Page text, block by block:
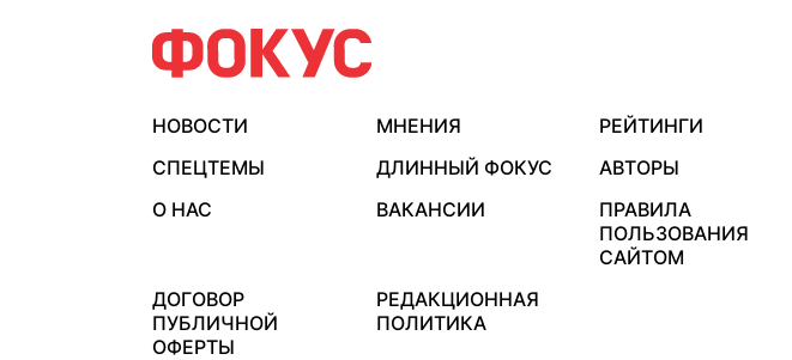
НОВОСТИ МНЕНИЯ
РЕЙТИНГИ
СПЕЦТЕМЫ
ДЛИННЫЙ ФОКУС
АВТОРЫ
О НАС
ВАКАНСИИ
ПРАВИЛА
ПОЛЬЗОВАНИЯ
САЙТОМ
ДОГОВОР
ПУБЛИЧНОЙ
ОФЕРТЫ
РЕДАКЦИОННАЯ
ПОЛИТИКА